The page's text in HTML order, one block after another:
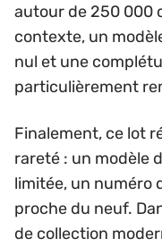
autour de 250 000
contexte, un
nul et une
particulièrement
Finalement, ce lot
rareté : un modèle
limitée, un numéro
proche du neuf.
de collection